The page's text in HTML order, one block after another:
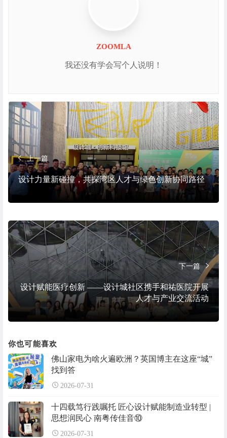
ZOOMLA
我还没有学会写个人说明！
上一篇
设计力量新碰撞，共探湾区人才与绿色创新协同路径
下一篇
设计赋能医疗创新 ——设计城社区携手和祐医院开展
人才与产业交流活动
你也可能喜欢
佛山家电为啥火遍欧洲？英国博主在这座“城”
找到答
2026-07-31
十四载笃行践嘱托 匠心设计赋能制造业转型 |
思想润民心 南粤传佳音⑩
2026-07-31